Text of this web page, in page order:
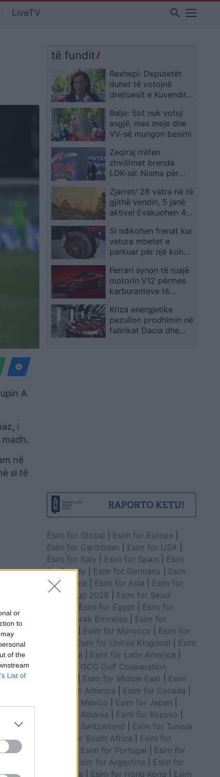
or
to
of the
List of
LiveTV search
A
i
në
si të
të fundit
Rexhepi: Deputetët
duhet të votojnë
drejtuesit e Kuvendit,
të jem në qeverinë e
re
Balje: Sot nuk votoj
asgjë, mes meje dhe
VV-së mungon besimi
Zeqiraj rrëfen
zhvillimet brenda
LDK-së: Nisma për
ndryshimeve nuk pati
sukses
Zjarret/ 28 vatra në të
gjithë vendin, 5 janë
aktive! Evakuohen 4
Ja si paraqitet situata
në zonat e tjera
Si ndikohen frenat kur
vetura mbetet e
parkuar për një kohë
Ferrari synon të ruajë
motorin V12 përmes
karburanteve të
Kriza energjetike
pezullon prodhimin në
fabrikat Dacia dhe
Esim for Global Esim for Europe
Esim for Caribbean
Esim for USA
Esim for Italy
Esim for Spain
Esim
for Turkey
Esim for Germany
Esim
for Greece
Esim for Asia
Esim for
World Cup 2026
Esim for Saudi
Esim for Egypt
Esim for
United Arab Emirates
Esim for
Esim for Morocco
Esim for
Esim for United Kingdom
Esim
for Africa
Esim for Latin America
Esim for GCC Gulf Cooperation
Esim for Middle East
Esim
for South America
Esim for Canada
Esim for Mexico
Esim for Japan
Esim for Albania
Esim for Kosovo
Esim for Switzerland
Esim for Tunisia
Esim for South Africa
Esim for
Esim for Portugal
Esim for
Esim for Argentina
Esim for
Colombia
Esim for Hong Kong
Esim